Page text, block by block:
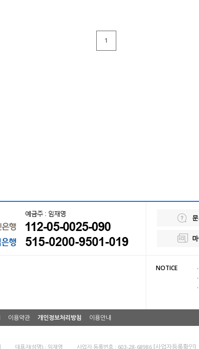
1
NOTICE
이용약관 개인정보처리방침 이용안내
대표자(성명) : 임재영 사업자 등록번호 : 603-28-68986 [사업자등록확인]